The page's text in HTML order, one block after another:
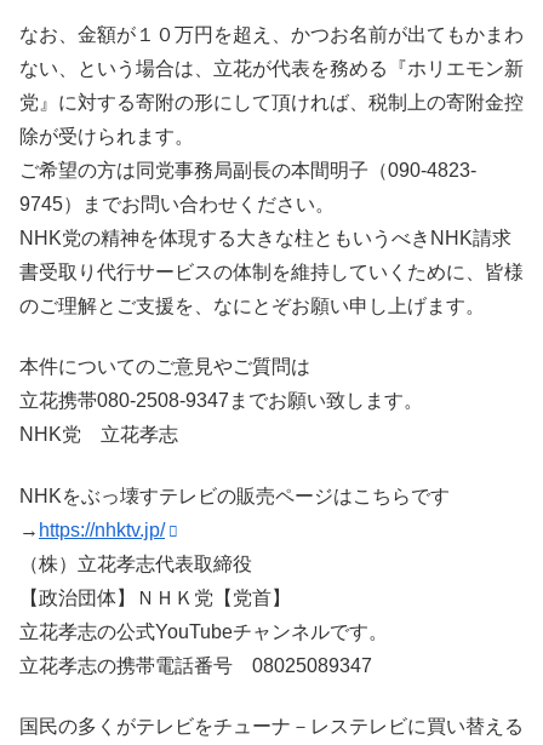
なお、金額が１０万円を超え、かつお名前が出てもかまわ
ない、という場合は、立花が代表を務める『ホリエモン新
党』に対する寄附の形にして頂ければ、税制上の寄附金控
除が受けられます。
ご希望の方は同党事務局副長の本間明子（090-4823-
9745）までお問い合わせください。
NHK党の精神を体現する大きな柱ともいうべきNHK請求
書受取り代行サービスの体制を維持していくために、皆様
のご理解とご支援を、なにとぞお願い申し上げます。
本件についてのご意見やご質問は
立花携帯080-2508-9347までお願い致します。
NHK党 立花孝志
NHKをぶっ壊すテレビの販売ページはこちらです
→ https://nhktv.jp/
（株）立花孝志代表取締役
【政治団体】ＮＨＫ党【党首】
立花孝志の公式YouTubeチャンネルです。
立花孝志の携帯電話番号 08025089347
国民の多くがテレビをチューナ－レステレビに買い替える